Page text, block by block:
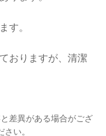
。
おりますが、清潔
差異がある場合がござ
い。